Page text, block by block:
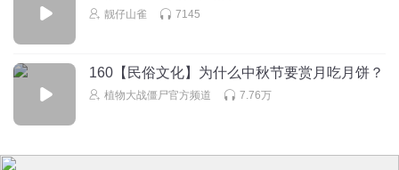
靓仔山雀 7145
160【民俗文化】为什么中秋节要赏月吃月饼？
植物大战僵尸官方频道 7.76万